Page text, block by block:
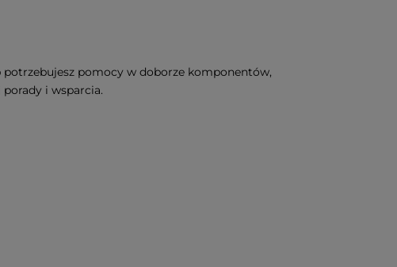
pomocy w doborze komponentów,
i wsparcia.